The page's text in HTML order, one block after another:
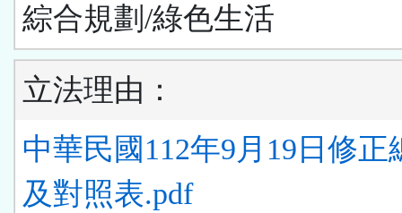
綜合規劃/綠色生活
立法理由：
中華民國112年9月19日修正
及對照表.pdf